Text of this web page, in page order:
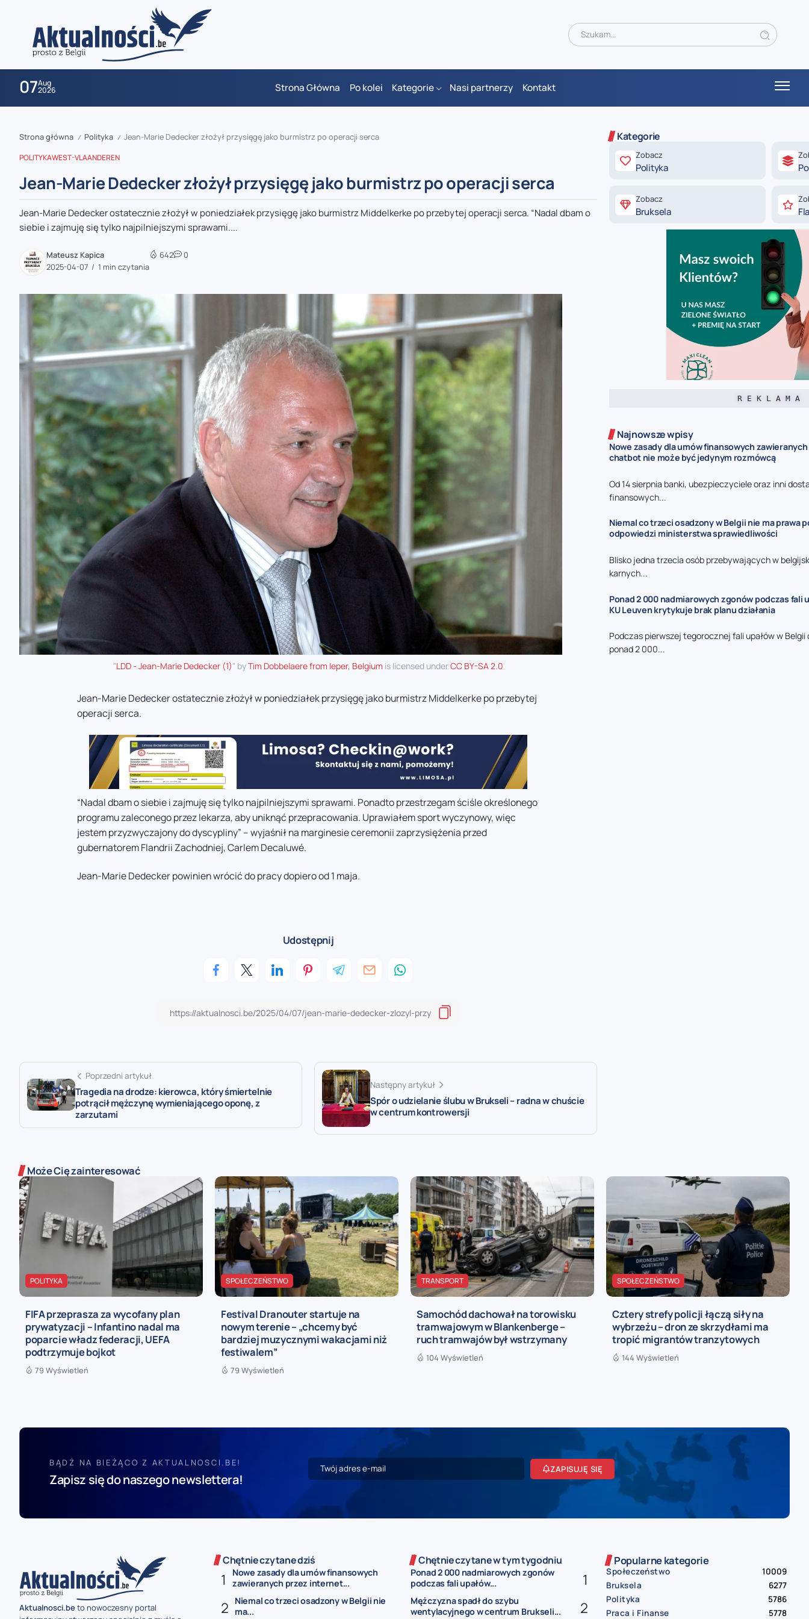
07Aug
2026 Strona Główna Po kolei Kategorie Nasi partnerzy Kontakt
zaobserwuj nas
zaobserwuj nas
zaobserwuj nas
zaobserwuj nas
zaobserwuj nas
Strona główna / Polityka / Jean-Marie Dedecker złożył przysięgę jako burmistrz po operacji serca
POLITYKAWEST-VLAANDEREN
Jean-Marie Dedecker złożył przysięgę jako burmistrz po operacji serca
Jean-Marie Dedecker ostatecznie złożył w poniedziałek przysięgę jako burmistrz Middelkerke po przebytej operacji serca. “Nadal dbam o
siebie i zajmuję się tylko najpilniejszymi sprawami....
Mateusz Kapica
2025-04-07
1 min czytania
642 0
"LDD - Jean-Marie Dedecker (1)" byTim Dobbelaere from Ieper, Belgium is licensed underCC BY-SA 2.0
Jean-Marie Dedecker ostatecznie złożył w poniedziałek przysięgę jako burmistrz Middelkerke po przebytej
operacji serca.
“Nadal dbam o siebie i zajmuję się tylko najpilniejszymi sprawami. Ponadto przestrzegam ściśle określonego
programu zaleconego przez lekarza, aby uniknąć przepracowania. Uprawiałem sport wyczynowy, więc
jestem przyzwyczajony do dyscypliny” – wyjaśnił na marginesie ceremonii zaprzysiężenia przed
gubernatorem Flandrii Zachodniej, Carlem Decaluwé.
Jean-Marie Dedecker powinien wrócić do pracy dopiero od 1 maja.
Udostępnij
Poprzedni artykuł
Tragedia na drodze: kierowca, który śmiertelnie
potrącił mężczynę wymieniającego oponę, z
zarzutami
Następny artykuł
Spór o udzielanie ślubu w Brukseli – radna w chuście
w centrum kontrowersji
Kategorie
Zobacz
Polityka
Zobacz
Bruksela
R E K L A M A
Najnowsze wpisy
Nowe zasady dla umów finansowych
chatbot nie może być jedynym rozmówcą
Od 14 sierpnia banki, ubezpieczyciele oraz inni
finansowych...
Niemal co trzeci osadzony w Belgii nie ma prawa
odpowiedzi ministerstwa sprawiedliwości
Blisko jedna trzecia osób przebywających w
karnych...
Ponad 2 000 nadmiarowych zgonów podczas fali
KU Leuven krytykuje brak planu działania
Podczas pierwszej tegorocznej fali upałów w
ponad 2 000...
Może Cię zainteresować
POLITYKA
FIFA przeprasza za wycofany plan
prywatyzacji – Infantino nadal ma
poparcie władz federacji, UEFA
podtrzymuje bojkot
79 Wyświetleń
SPOŁECZEŃSTWO
Festival Dranouter startuje na
nowym terenie – „chcemy być
bardziej muzycznymi wakacjami niż
festiwalem”
79 Wyświetleń
TRANSPORT
Samochód dachował na torowisku
tramwajowym w Blankenberge –
ruch tramwajów był wstrzymany
104 Wyświetleń
SPOŁECZEŃSTWO
Cztery strefy policji łączą siły na
wybrzeżu – dron ze skrzydłami ma
tropić migrantów tranzytowych
144 Wyświetleń
BĄDŹ NA BIEŻĄCO Z AKTUALNOSCI.BE!
Zapisz się do naszego newslettera!
ZAPISUJĘ SIĘ
Aktualnosci.beto nowoczesny portal
Chętnie czytane dziś
Nowe zasady dla umów finansowych
zawieranych przez internet...
Niemal co trzeci osadzony w Belgii nie
ma...
Chętnie czytane w tym tygodniu
Ponad 2 000 nadmiarowych zgonów
podczas fali upałów...
Mężczyzna spadł do szybu
wentylacyjnego w centrum Brukseli...
Popularne kategorie
Społeczeństwo
10009
Bruksela
6277
Polityka
5786
Praca i Finanse
5778